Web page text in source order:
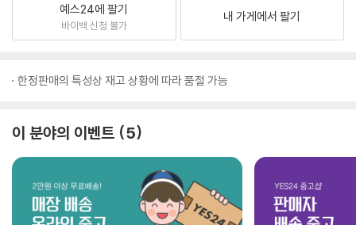
예스24에 팔기
바이백 신청 불가
내 가게에서 팔기
한정판매의 특성상 재고 상황에 따라 품절 가능
이 분야의 이벤트 5